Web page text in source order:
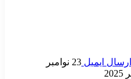
ارسال ایمیل
23 نوامبر